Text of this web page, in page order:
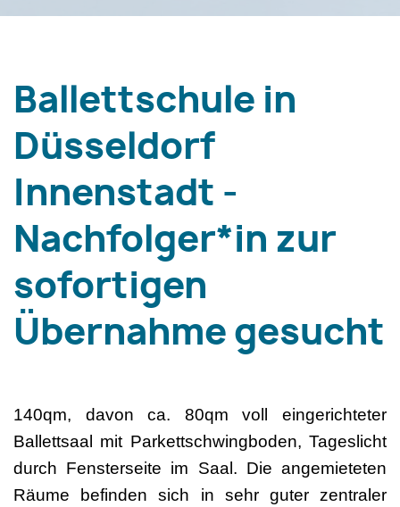
Ballettschule in
Düsseldorf
Innenstadt -
Nachfolger*in zur
sofortigen
Übernahme gesucht
140qm, davon ca. 80qm voll eingerichteter
Ballettsaal mit Parkettschwingboden, Tageslicht
durch Fensterseite im Saal. Die angemieteten
Räume befinden sich in sehr guter zentraler